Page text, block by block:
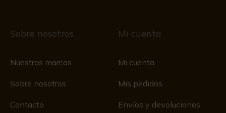
Sobre nosotros
Nuestras marcas
Sobre nosotros
Contacto
Mi cuenta
Mi cuenta
Mis pedidos
Envíos y devoluciones